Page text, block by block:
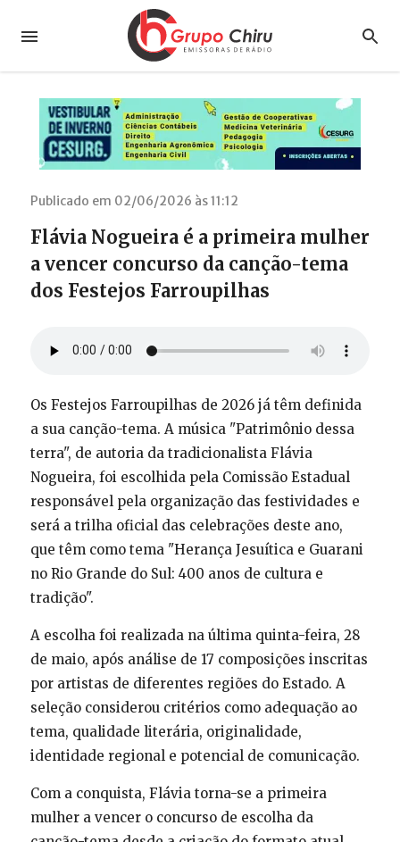
Publicado em 02/06/2026 às 11:12
Flávia Nogueira é a primeira mulher
a vencer concurso da canção-tema
dos Festejos Farroupilhas
Os Festejos Farroupilhas de 2026 já têm definida
a sua canção-tema. A música "Patrimônio dessa
terra", de autoria da tradicionalista Flávia
Nogueira, foi escolhida pela Comissão Estadual
responsável pela organização das festividades e
será a trilha oficial das celebrações deste ano,
que têm como tema "Herança Jesuítica e Guarani
no Rio Grande do Sul: 400 anos de cultura e
tradição".
A escolha foi realizada na última quinta-feira, 28
de maio, após análise de 17 composições inscritas
por artistas de diferentes regiões do Estado. A
seleção considerou critérios como adequação ao
tema, qualidade literária, originalidade,
identidade regional e potencial de comunicação.
Com a conquista, Flávia torna-se a primeira
mulher a vencer o concurso de escolha da